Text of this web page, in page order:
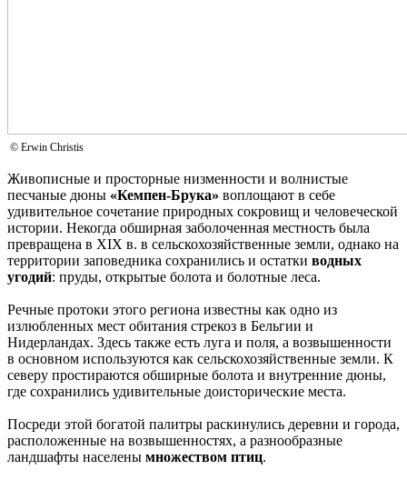
© Erwin Christis
Живописные и просторные низменности и волнистые
песчаные дюны «Кемпен-Брука» воплощают в себе
удивительное сочетание природных сокровищ и человеческой
истории. Некогда обширная заболоченная местность была
превращена в XIX в. в сельскохозяйственные земли, однако на
территории заповедника сохранились и остатки водных
угодий: пруды, открытые болота и болотные леса.
Речные протоки этого региона известны как одно из
излюбленных мест обитания стрекоз в Бельгии и
Нидерландах. Здесь также есть луга и поля, а возвышенности
в основном используются как сельскохозяйственные земли. К
северу простираются обширные болота и внутренние дюны,
где сохранились удивительные доисторические места.
Посреди этой богатой палитры раскинулись деревни и города,
расположенные на возвышенностях, а разнообразные
ландшафты населены множеством птиц.